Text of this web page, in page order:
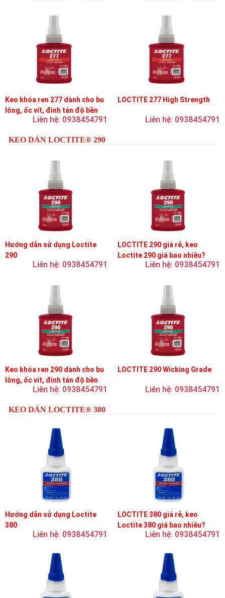
Keo khóa ren 277 dành cho bu
lông, ốc vít, đinh tán độ bền
cao, độ nhớt cao
Liên hệ: 0938454791
LOCTITE 277 High Strength
Liên hệ: 0938454791
KEO DÁN LOCTITE® 290
Hướng dẫn sử dụng Loctite
290
Liên hệ: 0938454791
LOCTITE 290 giá rẻ, keo
Loctite 290 giá bao nhiêu?
Liên hệ: 0938454791
Keo khóa ren 290 dành cho bu
lông, ốc vít, đinh tán độ bền
trung bình, độ nhớt thấp
Liên hệ: 0938454791
LOCTITE 290 Wicking Grade
Liên hệ: 0938454791
KEO DÁN LOCTITE® 380
Hướng dẫn sử dụng Loctite
380
Liên hệ: 0938454791
LOCTITE 380 giá rẻ, keo
Loctite 380 giá bao nhiêu?
Liên hệ: 0938454791